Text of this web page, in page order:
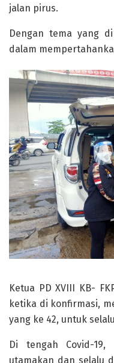
jalan pirus.
Dengan tema yang
dalam
Ketua PD XVIII KB-
ketika di konfirmasi,
yang ke 42, untuk
Di tengah Covid-
utamakan dan selalu